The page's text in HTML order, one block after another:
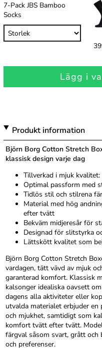
7-Pack JBS Bamboo
Socks
Lägg i
Produkt information
Björn Borg Cotton Stretch
klassisk design varje dag
Tillverkad i mjuk
Optimal passform med
Tidlös stil och stilrena
Material med hög
efter tvätt
Bekväm midjeresår för
Designad för slitstyrka
Lättskött kvalitet som
Björn Borg Cotton Stretch
vardagen, tätt vävd av mjuk
garanterad komfort. Klassisk
kalsonger idealiska oavsett
dagens alla aktiviteter eller
utvalda materialet erbjuder
och mjukhet, samtidigt som
komfort tvätt efter tvätt.
färgval såsom svart, grått
och preferenser.